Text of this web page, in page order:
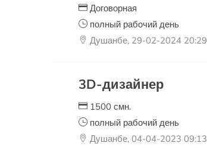
Договорная
полный рабочий день
Душанбе, 29-02-2024 20:29
3D-дизайнер
1500 смн.
полный рабочий день
Душанбе, 04-04-2023 09:13